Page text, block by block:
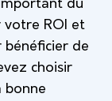
du
votre ROI et
de
choisir
bonne